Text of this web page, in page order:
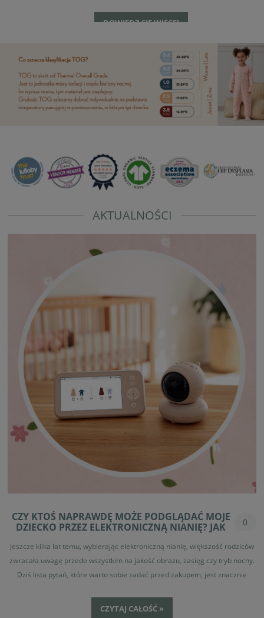
DOWIEDZ SIĘ WIĘCEJ
CZY KTOŚ NAPRAWDĘ MOŻE PODGLĄDAĆ MOJE
DZIECKO PRZEZ ELEKTRONICZNĄ NIANIĘ? JAK
0
Jeszcze kilka lat temu, wybierając elektroniczną nianię, większość rodziców
zwracała uwagę przede wszystkim na jakość obrazu, zasięg czy tryb nocny.
Dziś lista pytań, które warto sobie zadać przed zakupem, jest znacznie
Brzmi poważnie? Bo takie właśnie jest.
CZYTAJ CAŁOŚĆ »